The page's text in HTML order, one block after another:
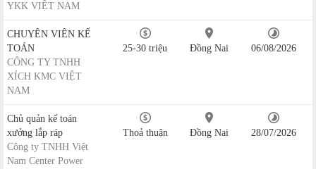
YKK VIỆT NAM
CHUYÊN VIÊN KẾ
TOÁN
CÔNG TY TNHH
XÍCH KMC VIỆT
NAM
25-30 triệu Đồng Nai 06/08/2026
Chủ quản kế toán
xưởng lắp ráp
Công ty TNHH Việt
Nam Center Power
Thoả thuận Đồng Nai 28/07/2026